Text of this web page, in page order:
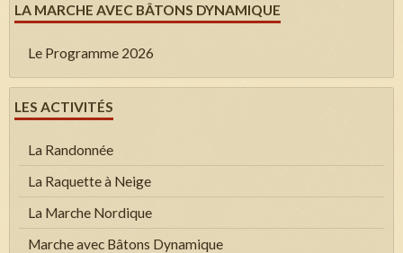
LA MARCHE AVEC BÂTONS DYNAMIQUE
Le Programme 2026
LES ACTIVITÉS
La Randonnée
La Raquette à Neige
La Marche Nordique
Marche avec Bâtons Dynamique